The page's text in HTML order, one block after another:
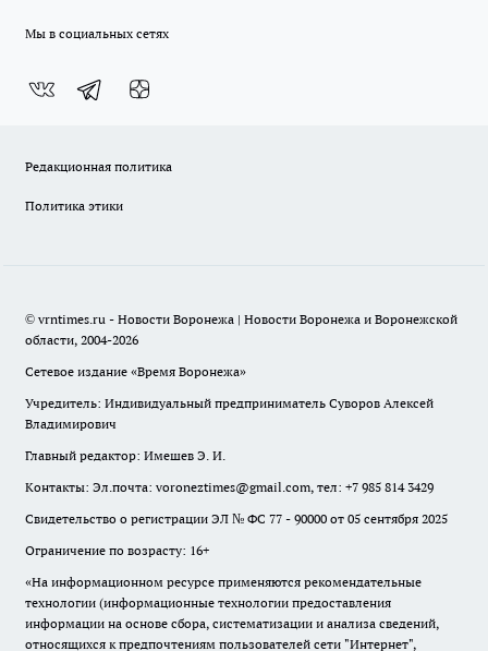
Мы в социальных сетях
Редакционная политика
Политика этики
© vrntimes.ru - Новости Воронежа | Новости Воронежа и Воронежской
области, 2004-2026
Сетевое издание «Время Воронежа»
Учредитель: Индивидуальный предприниматель Суворов Алексей
Владимирович
Главный редактор: Имешев Э. И.
Контакты: Эл.почта: voroneztimes@gmail.com, тел: +7 985 814 3429
Свидетельство о регистрации ЭЛ № ФС 77 - 90000 от 05 сентября 2025
Ограничение по возрасту: 16+
«На информационном ресурсе применяются рекомендательные
технологии (информационные технологии предоставления
информации на основе сбора, систематизации и анализа сведений,
относящихся к предпочтениям пользователей сети "Интернет",